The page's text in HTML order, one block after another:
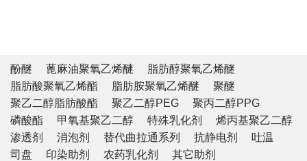
酚醚 蓖麻油聚氧乙烯醚
脂肪醇聚氧乙烯醚
脂肪酸聚氧乙烯酯
脂肪胺聚氧乙烯醚
聚醚
聚乙二醇脂肪酸酯
聚乙二醇PEG
聚丙二醇PPG
磷酸酯
甲氧基聚乙二醇 特殊乳化剂
烯丙基聚乙二醇
渗透剂
消泡剂 替代曲拉通系列 抗静电剂
吐温
司盘
印染助剂 农药乳化剂 其它助剂